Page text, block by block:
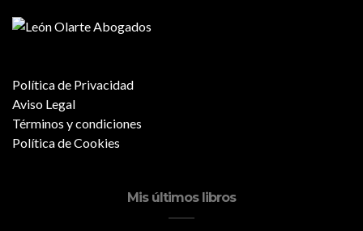
Política de Privacidad
Aviso Legal
Términos y condiciones
Política de Cookies
Mis últimos libros